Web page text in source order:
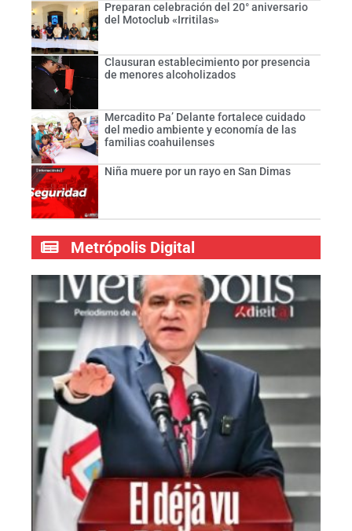
Preparan celebración del 20° aniversario
del Motoclub «Irritilas»
Clausuran establecimiento por presencia
de menores alcoholizados
Mercadito Pa’ Delante fortalece cuidado
del medio ambiente y economía de las
familias coahuilenses
Niña muere por un rayo en San Dimas
Metrópolis Digital